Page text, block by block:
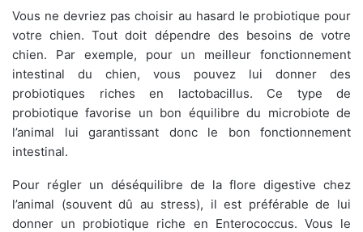
Vous ne devriez pas choisir au hasard le probiotique pour
votre chien. Tout doit dépendre des besoins de votre
chien. Par exemple, pour un meilleur fonctionnement
intestinal du chien, vous pouvez lui donner des
probiotiques riches en lactobacillus. Ce type de
probiotique favorise un bon équilibre du microbiote de
l’animal lui garantissant donc le bon fonctionnement
intestinal.
Pour régler un déséquilibre de la flore digestive chez
l’animal (souvent dû au stress), il est préférable de lui
donner un probiotique riche en Enterococcus. Vous le